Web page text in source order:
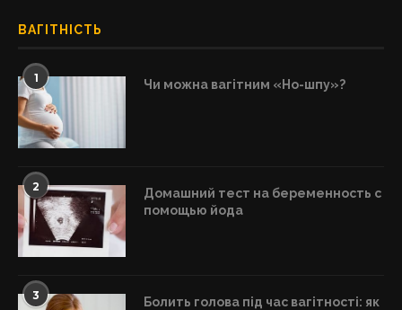
ВАГІТНІСТЬ
1 Чи можна вагітним «Но-шпу»?
2
Домашний тест на беременность с
помощью йода
3
Болить голова під час вагітності: як